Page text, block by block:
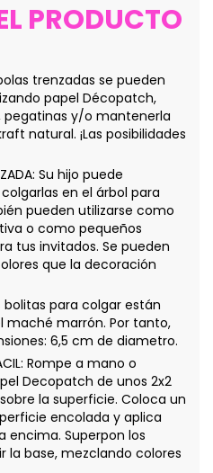
PRODUCTO
trenzadas se pueden
papel Décopatch,
pegatinas y/o mantenerla
natural. ¡Las posibilidades
Su hijo puede
en el árbol para
pueden utilizarse como
o como pequeños
tus invitados. Se pueden
que la decoración
bolitas para colgar están
maché marrón. Por tanto,
6,5 cm de diametro.
Rompe a mano o
Decopatch de unos 2x2
la superficie. Coloca un
encolada y aplica
encima. Superpon los
la base, mezclando colores